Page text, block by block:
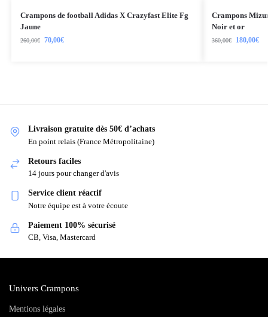
Crampons de football Adidas X Crazyfast Elite Fg
Jaune
260,00€ 70,00€
Crampons
Noir et or
360,00€ 180,00€
Livraison gratuite dès 50€ d’achats
En point relais (France Métropolitaine)
Retours faciles
14 jours pour changer d'avis
Service client réactif
Notre équipe est à votre écoute
Paiement 100% sécurisé
CB, Visa, Mastercard
Univers Crampons
Mentions légales